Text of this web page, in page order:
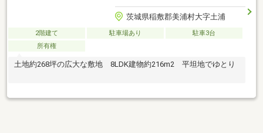
茨城県稲敷郡美浦村大字土浦
2階建て 駐車場あり
駐車3台
所有権
土地約268坪の広大な敷地 8LDK建物約216m2 平坦地でゆとり